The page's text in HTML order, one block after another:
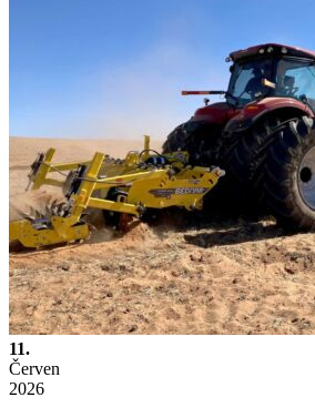
11.
Červen
2026